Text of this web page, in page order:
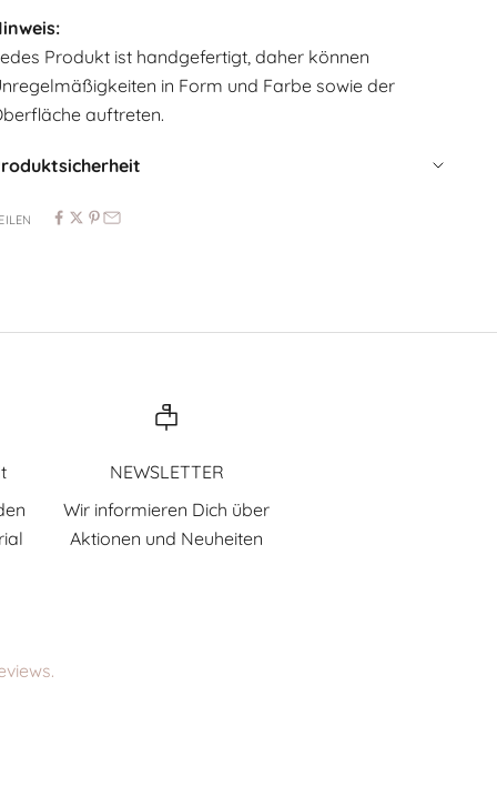
Produkt ist handgefertigt, daher können
in Form und Farbe sowie der
auftreten.
NEWSLETTER
Wir informieren Dich über
Aktionen und Neuheiten